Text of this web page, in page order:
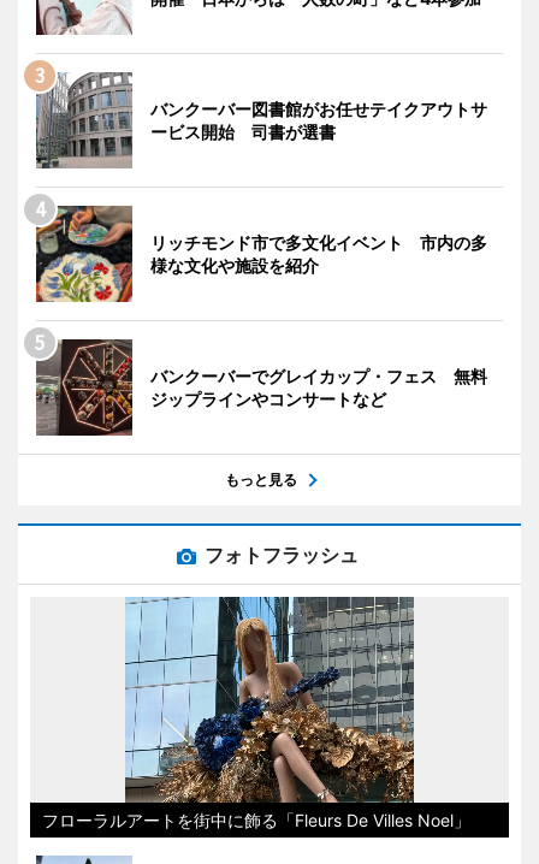
バンクーバー図書館がお任せテイクアウトサ
ービス開始 司書が選書
リッチモンド市で多文化イベント 市内の多
様な文化や施設を紹介
バンクーバーでグレイカップ・フェス 無料
ジップラインやコンサートなど
もっと見る
フォトフラッシュ
フローラルアートを街中に飾る「Fleurs De Villes Noel」